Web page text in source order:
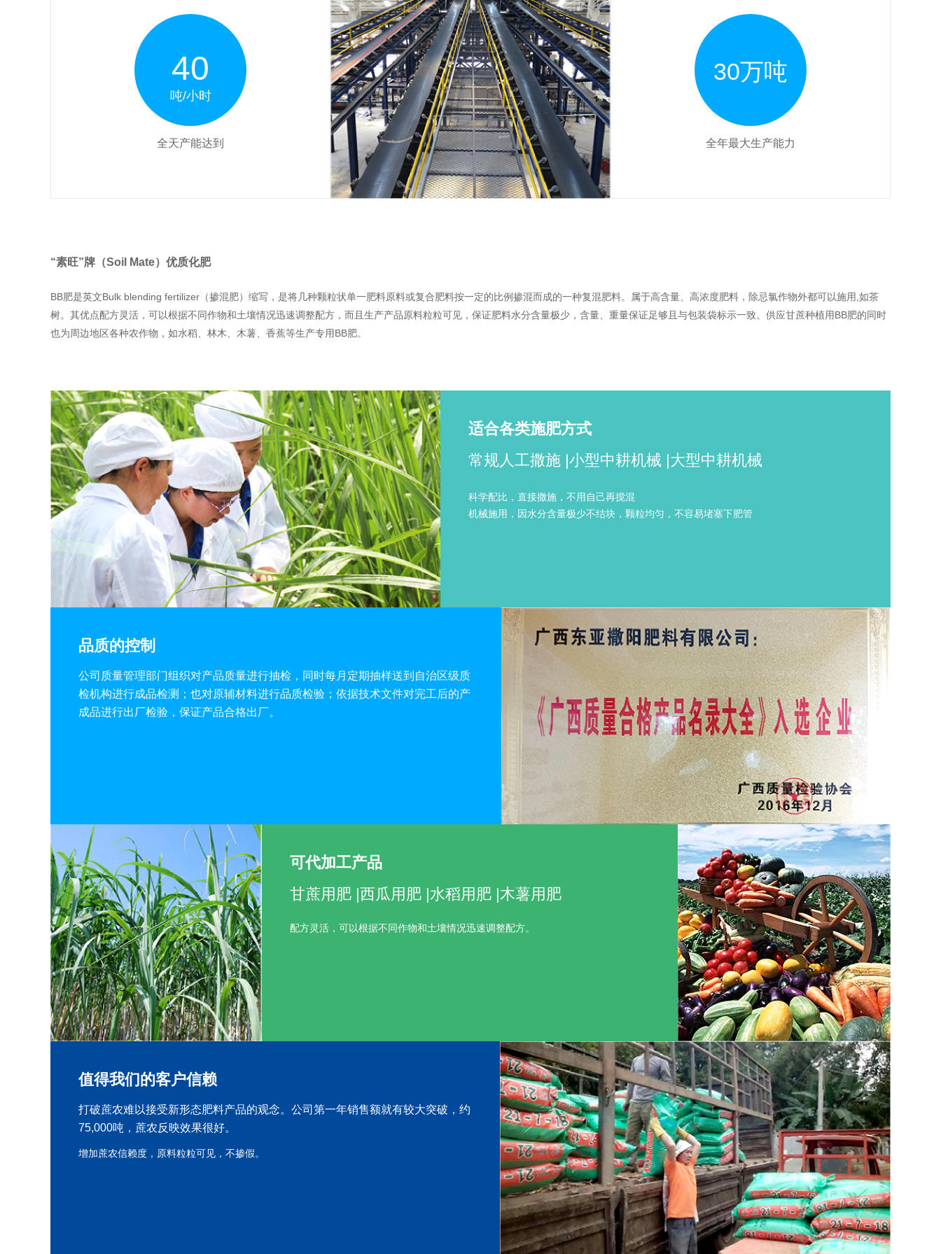
40
吨/小时
全天产能达到
30万吨
全年最大生产能力
“素旺”牌（Soil Mate）优质化肥
BB肥是英文Bulk blending fertilizer（掺混肥）缩写，是将几种颗粒状单一肥料原料或复合肥料按一定的比例掺混而成的一种复混肥料。属于高含量、高浓度肥料，除忌氯作物外都可以施用,如茶
树。其优点配方灵活，可以根据不同作物和土壤情况迅速调整配方，而且生产产品原料粒粒可见，保证肥料水分含量极少，含量、重量保证足够且与包装袋标示一致。供应甘蔗种植用BB肥的同时
也为周边地区各种农作物，如水稻、林木、木薯、香蕉等生产专用BB肥。
适合各类施肥方式
常规人工撒施 |小型中耕机械 |大型中耕机械
科学配比，直接撒施，不用自己再搅混
机械施用，因水分含量极少不结块，颗粒均匀，不容易堵塞下肥管
品质的控制
公司质量管理部门组织对产品质量进行抽检，同时每月定期抽样送到自治区级质
检机构进行成品检测；也对原辅材料进行品质检验；依据技术文件对完工后的产
成品进行出厂检验，保证产品合格出厂。
可代加工产品
甘蔗用肥 |西瓜用肥 |水稻用肥 |木薯用肥
配方灵活，可以根据不同作物和土壤情况迅速调整配方。
值得我们的客户信赖
打破蔗农难以接受新形态肥料产品的观念。公司第一年销售额就有较大突破，约
75,000吨，蔗农反映效果很好。
增加蔗农信赖度，原料粒粒可见，不掺假。